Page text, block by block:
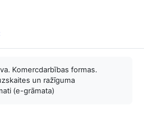
Komercdarbības formas.
un ražīguma
(e-grāmata)